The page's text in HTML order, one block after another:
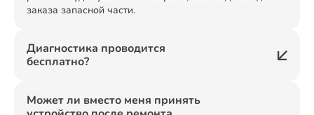
заказа запасной части.
Диагностика проводится
бесплатно?
Может ли вместо меня принять